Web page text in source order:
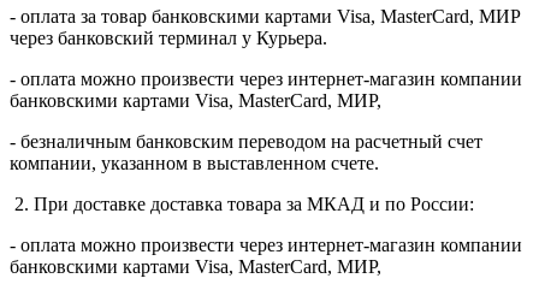
- оплата за товар банковскими картами Visa, MasterСard, МИР
через банковский терминал у Курьера.
- оплата можно произвести через интернет-магазин компании
банковскими картами Visa, MasterСard, МИР,
- безналичным банковским переводом на расчетный счет
компании, указанном в выставленном счете.
2. При доставке доставка товара за МКАД и по России:
- оплата можно произвести через интернет-магазин компании
банковскими картами Visa, MasterСard, МИР,